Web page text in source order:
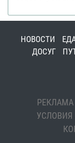
НОВОСТИ
ДОСУГ
РЕКЛАМА